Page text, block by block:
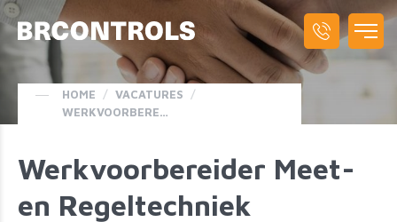
HOME / VACATURES /
WERKVOORBEREIDER
Werkvoorbereider Meet-
en Regeltechniek